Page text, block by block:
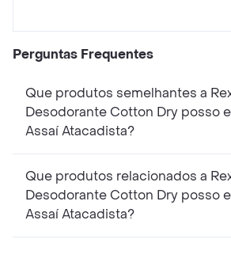
Perguntas Frequentes
Que produtos semelhantes a
Desodorante Cotton Dry posso
Assaí Atacadista?
Que produtos relacionados a
Desodorante Cotton Dry posso
Assaí Atacadista?